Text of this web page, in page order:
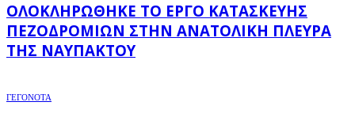
ΟΛΟΚΛΗΡΏΘΗΚΕ ΤΟ ΈΡΓΟ ΚΑΤΑΣΚΕΥΉΣ
ΠΕΖΟΔΡΟΜΊΩΝ ΣΤΗΝ ΑΝΑΤΟΛΙΚΉ ΠΛΕΥΡΆ
ΤΗΣ ΝΑΥΠΆΚΤΟΥ
ΓΕΓΟΝΟΤΑ